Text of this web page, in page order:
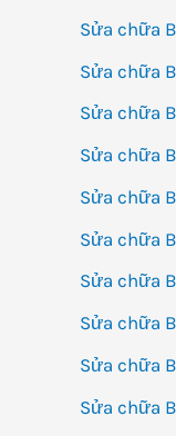
Sửa chữa
Sửa chữa
Sửa chữa
Sửa chữa
Sửa chữa
Sửa chữa
Sửa chữa
Sửa chữa
Sửa chữa
Sửa chữa